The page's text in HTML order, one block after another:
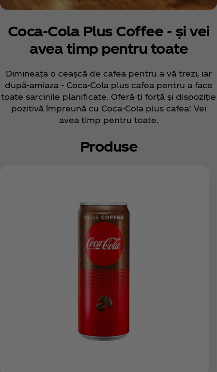
Coca‑Cola Plus Coffeе - și vei
avea timp pentru toate
Dimineața o ceașcă de cafea pentru a vă trezi, iar
după-amiaza - Coca‑Cola plus cafea pentru a face
toate sarcinile planificate. Oferă-ți forță și dispoziție
pozitivă împreună cu Coca‑Cola plus cafea! Vei
avea timp pentru toate.
Produse